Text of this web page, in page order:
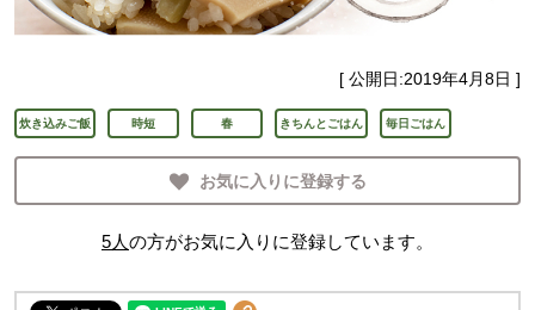
[ 公開日:2019年4月8日 ]
炊き込みご飯 時短 春 きちんとごはん 毎日ごはん
お気に入りに登録する
5人の方がお気に入りに登録しています。